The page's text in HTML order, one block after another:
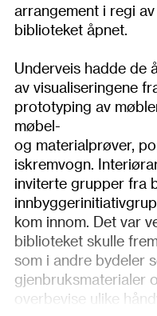
arrangement i regi
biblioteket åpnet.
Underveis hadde de
av visualiseringene
prototyping av
møbel-
og materialprøver,
iskremvogn.
inviterte grupper fra
kom innom. Det var
biblioteket skulle
som i andre bydeler
gjenbruksmaterialer
overbevise ulike